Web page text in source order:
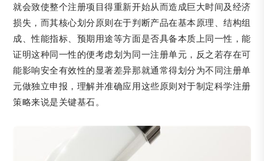
就会致使整个注册项目得重新开始从而造成巨大时间及经济
损失，而其核心划分原则在于判断产品在基本原理、结构组
成、性能指标、预期用途等方面是否具备本质上同一性，能
证明这种同一性的便考虑划为同一注册单元，反之若存在可
能影响安全有效性的显著差异那就通常得划分为不同注册单
元做独立申报，理解并准确应用这些原则对于制定科学注册
策略来说是关键基石。